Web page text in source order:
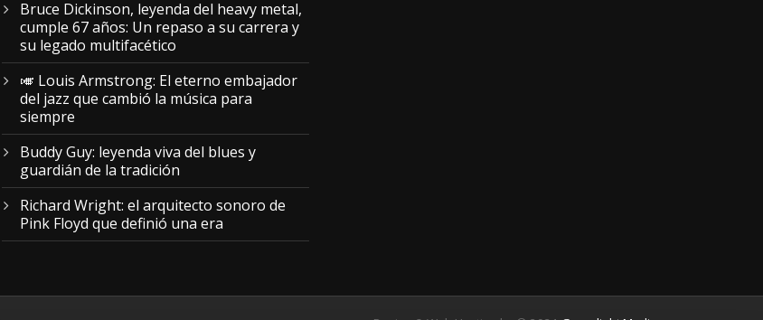
Bruce Dickinson, leyenda del heavy metal,
cumple 67 años: Un repaso a su carrera y
su legado multifacético
🎺 Louis Armstrong: El eterno embajador
del jazz que cambió la música para
siempre
Buddy Guy: leyenda viva del blues y
guardián de la tradición
Richard Wright: el arquitecto sonoro de
Pink Floyd que definió una era